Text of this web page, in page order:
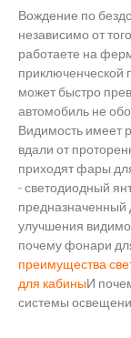
Вождение по
независимо от
работаете на
приключенческой
может быстро
автомобиль не
Видимость имеет
вдали от
приходят фары
- светодиодный
предназначенный
улучшения
почему фонари
преимущества
для кабиныИ
системы